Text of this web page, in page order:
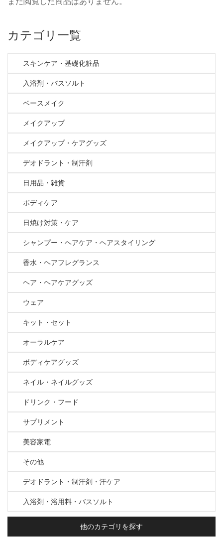
カテゴリ一覧
スキンケア・基礎化粧品
入浴剤・バスソルト
ベースメイク
メイクアップ
メイクアップ・ケアグッズ
デオドラント・制汗剤
日用品・雑貨
ボディケア
日焼け対策・ケア
シャンプー・ヘアケア・ヘアスタイリング
香水・ヘアフレグランス
ヘア・ヘアケアグッズ
ウェア
キット・セット
オーラルケア
ボディケアグッズ
ネイル・ネイルグッズ
ドリンク・フード
サプリメント
美容家電
その他
デオドラント・制汗剤・汗ケア
入浴剤・浴用料・バスソルト
他のカテゴリを探す